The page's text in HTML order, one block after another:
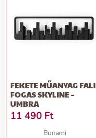
FEKETE MŰANYAG FALI
FOGAS SKYLINE –
UMBRA
11 490 Ft
Bonami